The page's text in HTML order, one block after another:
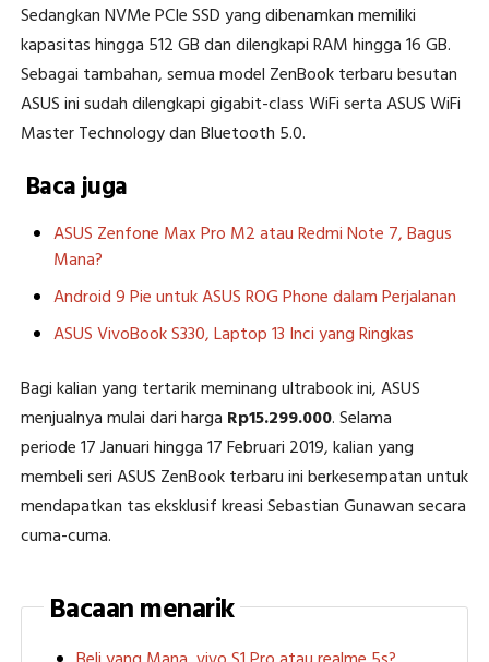
Sedangkan NVMe PCIe SSD yang dibenamkan memiliki
kapasitas hingga 512 GB dan dilengkapi RAM hingga 16 GB.
Sebagai tambahan, semua model ZenBook terbaru besutan
ASUS ini sudah dilengkapi gigabit-class WiFi serta ASUS WiFi
Master Technology dan Bluetooth 5.0.
Baca juga
ASUS Zenfone Max Pro M2 atau Redmi Note 7, Bagus
Mana?
Android 9 Pie untuk ASUS ROG Phone dalam Perjalanan
ASUS VivoBook S330, Laptop 13 Inci yang Ringkas
Bagi kalian yang tertarik meminang ultrabook ini, ASUS
menjualnya mulai dari harga Rp15.299.000. Selama
periode17 Januari hingga 17 Februari 2019, kalian yang
membeli seri ASUS ZenBook terbaru ini berkesempatan untuk
mendapatkan tas eksklusif kreasi Sebastian Gunawan secara
cuma-cuma.
Bacaan menarik